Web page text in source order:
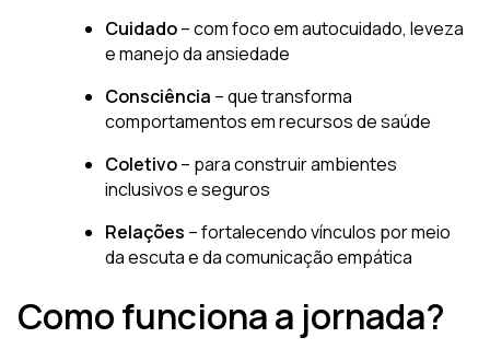
Cuidado– com foco em autocuidado, leveza
e manejo da ansiedade
Consciência – que transforma
comportamentos em recursos de saúde
Coletivo– para construir ambientes
inclusivos e seguros
Relações – fortalecendo vínculos por meio
da escuta e da comunicação empática
Como funciona a jornada?